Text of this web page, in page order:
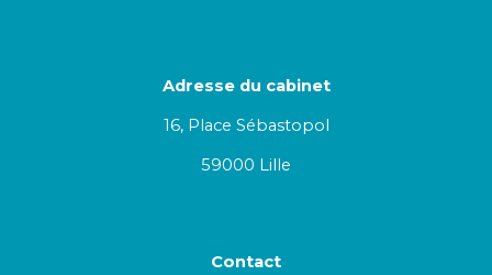
Adresse du cabinet
16, Place Sébastopol
59000 Lille
Contact